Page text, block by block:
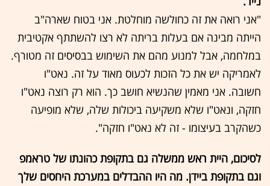
"אני רואה את זה כחולשה מוחלטת. אני בטוח שארה"ב
הייתה מבינה אם בעלות בריתה לא רצו להשתתף אקטיבית
במלחמה, אבל למנוע מהם את השימוש בבסיסים זה מטורף.
לאמריקה יש את כל הזכות לכעוס מאוד על זה. נאט"ו
חשובה. אני מאמין שהנשיא חושב כך. הוא רק רוצה נאט"ו
חזקה, ונאט"ו שלא משקיעה ביכולות שלה, שלא מופיעה
כשהקרב בעיצומו - זה לא נאט"ו חזקה".
לסיכום, היית ראש ממשלה גם בתקופת כהונתו של טראמפ
וגם בתקופת ביידן. מה היו ההבדלים במערכת היחסים שלך